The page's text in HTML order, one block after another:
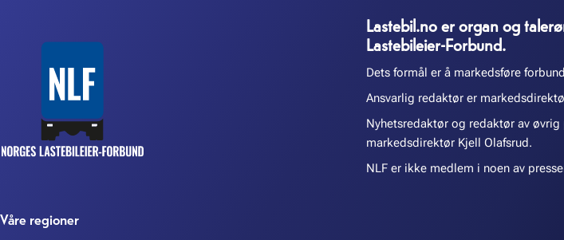
Lastebil.no er organ og
Lastebileier-Forbund.
Dets formål er å markedsføre
Ansvarlig redaktør er
Nyhetsredaktør og redaktør av
markedsdirektør Kjell Olafsrud.
NLF er ikke medlem i noen av
Våre regioner